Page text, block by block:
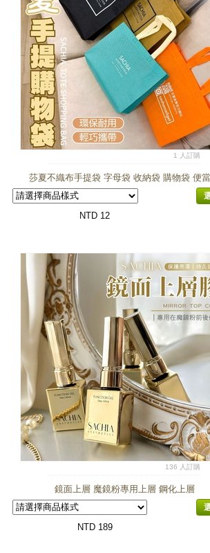
1 人訂購
莎夏不織布手提袋 字母袋 收納袋 購物袋 便
NTD 12
136 人訂購
鏡面上層 魔鏡粉專用上層 鋼化上層
NTD 189